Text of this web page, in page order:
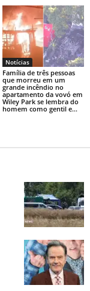
Notícias
Família de três pessoas
que morreu em um
grande incêndio no
apartamento da vovó em
Wiley Park se lembra do
homem como gentil e...